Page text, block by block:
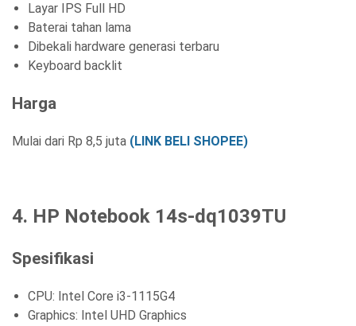
Layar IPS Full HD
Baterai tahan lama
Dibekali hardware generasi terbaru
Keyboard backlit
Harga
Mulai dari Rp 8,5 juta (LINK BELI SHOPEE)
4. HP Notebook 14s-dq1039TU
Spesifikasi
CPU: Intel Core i3-1115G4
Graphics: Intel UHD Graphics